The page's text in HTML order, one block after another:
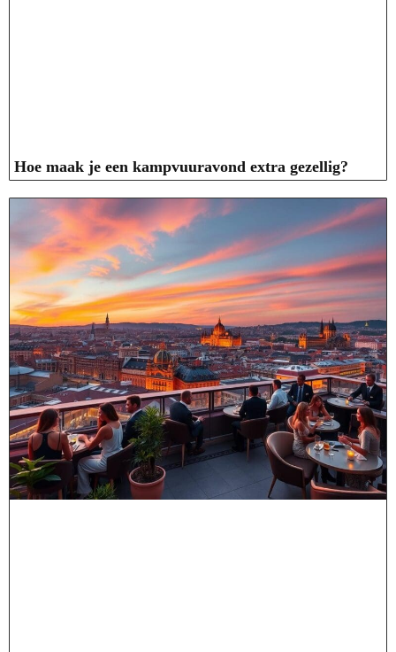
Hoe maak je een kampvuuravond extra gezellig?